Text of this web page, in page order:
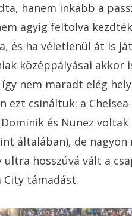
hanem inkább a
agyig feltolva
és ha véletlenül át is
középpályásai
nem maradt elég
ezt csináltuk: a
és Nunez voltak
általában), de
hosszúvá vált a
City támadást.